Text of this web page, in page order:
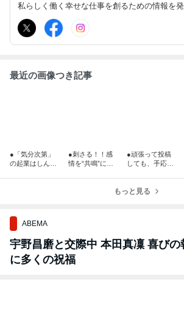
私らしく働く幸せな仕事を創るための情報を発
最近の画像つき記事
●「気分次第」
の起業はしんど
●刺さる！！感
情を“共鳴”に変
●頑張って投稿
しても、手応え
もっと見る
ABEMA
宇野昌磨と交際中 本田真凜 喜びの
に多くの祝福